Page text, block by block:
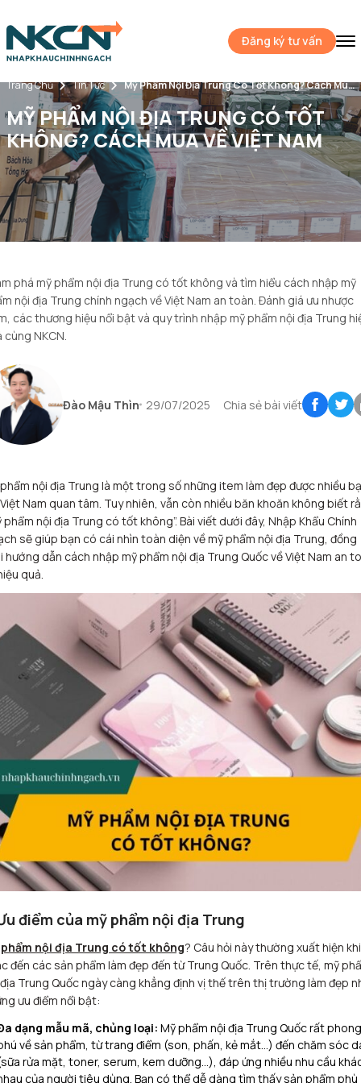
Đăng ký tư vấn
Trang Chủ Tin Tức Mỹ Phẩm Nội Địa Trung Có Tốt Không? Cách Mua Về Việt Nam
MỸ PHẨM NỘI ĐỊA TRUNG CÓ TỐT
KHÔNG? CÁCH MUA VỀ VIỆT NAM
phá mỹ phẩm nội địa Trung có tốt không và tìm hiểu cách nhập mỹ
nội địa Trung chính ngạch về Việt Nam an toàn. Đánh giá ưu nhược
các thương hiệu nổi bật và quy trình nhập mỹ phẩm nội địa Trung
cùng NKCN.
Đào Mậu Thìn 29/07/2025 Chia sẻ bài viết
nội địa Trung là một trong số những item làm đẹp được nhiều
Nam quan tâm. Tuy nhiên, vẫn còn nhiều băn khoăn không biết
phẩm nội địa Trung có tốt không”. Bài viết dưới đây, Nhập Khẩu Chính
sẽ giúp bạn có cái nhìn toàn diện về mỹ phẩm nội địa Trung, đồng
hướng dẫn cách nhập mỹ phẩm nội địa Trung Quốc về Việt Nam an
quả.
điểm của mỹ phẩm nội địa Trung
nội địa Trung có tốt không? Câu hỏi này thường xuất hiện khi
đến các sản phẩm làm đẹp đến từ Trung Quốc. Trên thực tế, mỹ
Trung Quốc ngày càng khẳng định vị thế trên thị trường làm đẹp
ưu điểm nổi bật:
dạng mẫu mã, chủng loại: Mỹ phẩm nội địa Trung Quốc rất phong
về sản phẩm, từ trang điểm (son, phấn, kẻ mắt…) đến chăm sóc
rửa mặt, toner, serum, kem dưỡng…), đáp ứng nhiều nhu cầu
của người tiêu dùng. Bạn có thể dễ dàng tìm thấy sản phẩm phù